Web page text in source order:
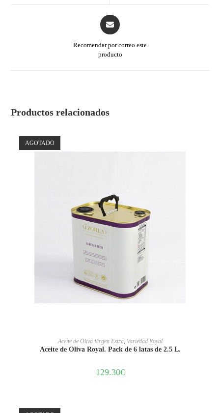
Recomendar por correo este
producto
Productos relacionados
AGOTADO
LEER MÁS
Aceite de Oliva Virgen Extra, Variedad Royal
Aceite de Oliva Royal. Pack de 6 latas de 2.5 L.
129.30€